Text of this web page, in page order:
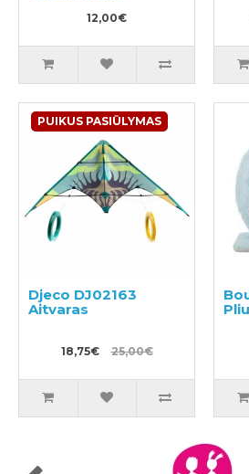
12,00€
PUIKUS PASIŪLYMAS
Djeco DJ02163
Aitvaras
18,75€ 25,00€